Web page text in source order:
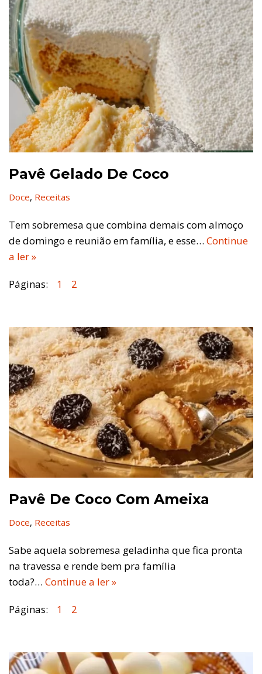
Pavê Gelado De Coco
Doce, Receitas
Tem sobremesa que combina demais com almoço
de domingo e reunião em família, e esse… Continue
a ler »
Páginas: 1 2
Pavê De Coco Com Ameixa
Doce, Receitas
Sabe aquela sobremesa geladinha que fica pronta
na travessa e rende bem pra família
toda?… Continue a ler »
Páginas: 1 2